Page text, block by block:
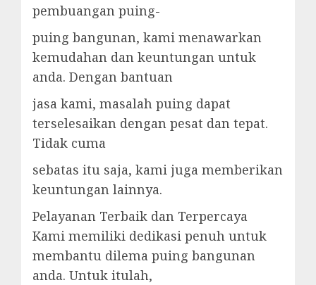
pembuangan puing-
puing bangunan, kami menawarkan
kemudahan dan keuntungan untuk
anda. Dengan bantuan
jasa kami, masalah puing dapat
terselesaikan dengan pesat dan tepat.
Tidak cuma
sebatas itu saja, kami juga memberikan
keuntungan lainnya.
Pelayanan Terbaik dan Terpercaya
Kami memiliki dedikasi penuh untuk
membantu dilema puing bangunan
anda. Untuk itulah,